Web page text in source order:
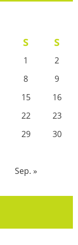
S S
1
2
8
9
15
16
22
23
29
30
Sep. »